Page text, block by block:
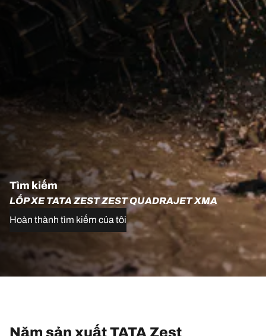
Tìm kiếm
LỐP XE TATA ZEST ZEST QUADRAJET XMA
Hoàn thành tìm kiếm của tôi
Năm sản xuất TATA Zest